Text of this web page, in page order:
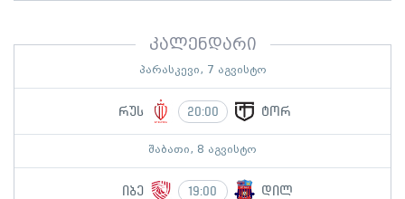
კალენდარი
პარასკევი, 7 აგვისტო
რუს 20:00 ტორ
შაბათი, 8 აგვისტო
იბე 19:00 დილ